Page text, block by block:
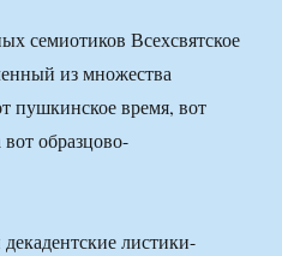
семиотиков Всехсвятское
из множества
пушкинское время, вот
образцово-
листики-